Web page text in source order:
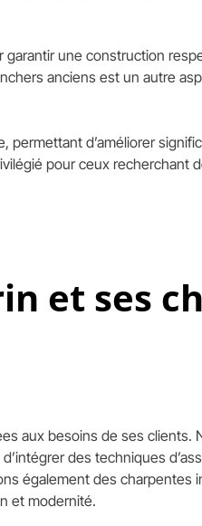
une construction
anciens est un autre
d’améliorer
pour ceux recherchant
et ses
aux besoins de ses clients.
des techniques
également des charpentes
et modernité.